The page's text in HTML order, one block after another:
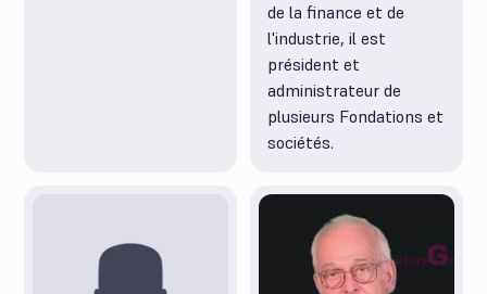
de la finance et de
l'industrie, il est
président et
administrateur de
plusieurs Fondations et
sociétés.